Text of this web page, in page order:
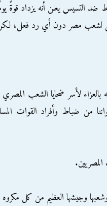
ضد التسيس يعلن أنه يزداد قوةً
لشعب مصر دون أي رد فعل، لكن
بالعزاء لأسر ضحايا الشعب
من ضباط وأفراد القوات
وجيشها العظيم من كل